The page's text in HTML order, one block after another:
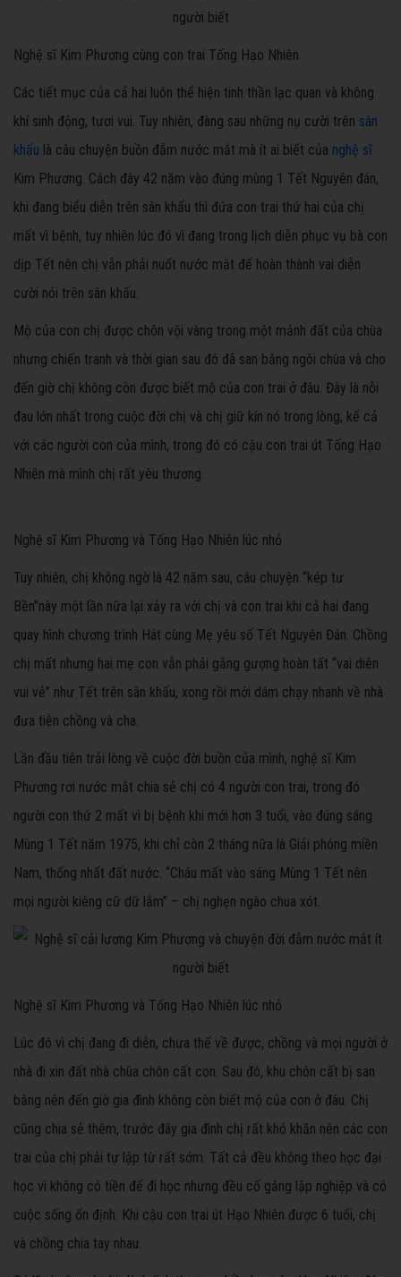
Nghệ sĩ Kim Phương cùng con trai Tống Hạo Nhiên
Các tiết mục của cả hai luôn thể hiện tinh thần lạc quan và không
khí sinh động, tươi vui. Tuy nhiên, đàng sau những nụ cười trên sân
khấu là câu chuyện buồn đẫm nước mắt mà ít ai biết của nghệ sĩ
Kim Phương. Cách đây 42 năm vào đúng mùng 1 Tết Nguyên đán,
khi đang biểu diễn trên sân khấu thì đứa con trai thứ hai của chị
mất vì bệnh, tuy nhiên lúc đó vì đang trong lịch diễn phục vụ bà con
dịp Tết nên chị vẫn phải nuốt nước mắt để hoàn thành vai diễn
cười nói trên sân khấu.
Mộ của con chị được chôn vội vàng trong một mảnh đất của chùa
nhưng chiến tranh và thời gian sau đó đã san bằng ngôi chùa và cho
đến giờ chị không còn được biết mộ của con trai ở đâu. Đây là nỗi
đau lớn nhất trong cuộc đời chị và chị giữ kín nó trong lòng, kể cả
với các người con của mình, trong đó có cậu con trai út Tống Hạo
Nhiên mà mình chị rất yêu thương.
Nghệ sĩ Kim Phương và Tống Hạo Nhiên lúc nhỏ
Tuy nhiên, chị không ngờ là 42 năm sau, câu chuyện “kép tư
Bền”này một lần nữa lại xảy ra với chị và con trai khi cả hai đang
quay hình chương trình Hát cùng Mẹ yêu số Tết Nguyên Đán. Chồng
chị mất nhưng hai mẹ con vẫn phải gắng gượng hoàn tất “vai diễn
vui vẻ” như Tết trên sân khấu, xong rồi mới dám chạy nhanh về nhà
đưa tiễn chồng và cha.
Lần đầu tiên trải lòng về cuộc đời buồn của mình, nghệ sĩ Kim
Phương rơi nước mắt chia sẻ chị có 4 người con trai, trong đó
người con thứ 2 mất vì bị bệnh khi mới hơn 3 tuổi, vào đúng sáng
Mùng 1 Tết năm 1975, khi chỉ còn 2 tháng nữa là Giải phóng miền
Nam, thống nhất đất nước. “Cháu mất vào sáng Mùng 1 Tết nên
mọi người kiêng cữ dữ lắm” – chị nghẹn ngào chua xót.
Nghệ sĩ Kim Phương và Tống Hạo Nhiên lúc nhỏ
Lúc đó vì chị đang đi diễn, chưa thể về được, chồng và mọi người ở
nhà đi xin đất nhà chùa chôn cất con. Sau đó, khu chôn cất bị san
bằng nên đến giờ gia đình không còn biết mộ của con ở đâu. Chị
cũng chia sẻ thêm, trước đây gia đình chị rất khó khăn nên các con
trai của chị phải tự lập từ rất sớm. Tất cả đều không theo học đại
học vì không có tiền để đi học nhưng đều cố gắng lập nghiệp và có
cuộc sống ổn định. Khi cậu con trai út Hạo Nhiên được 6 tuổi, chị
và chồng chia tay nhau.